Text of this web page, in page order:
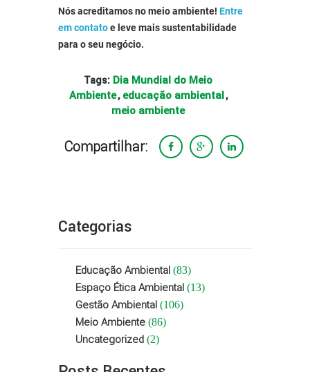
Nós acreditamos no meio ambiente! Entre
em contatoe leve mais sustentabilidade
para o seu negócio.
Tags: Dia Mundial do Meio
Ambiente, educação ambiental,
meio ambiente
Compartilhar:
Categorias
Educação Ambiental (83)
Espaço Ética Ambiental (13)
Gestão Ambiental (106)
Meio Ambiente (86)
Uncategorized (2)